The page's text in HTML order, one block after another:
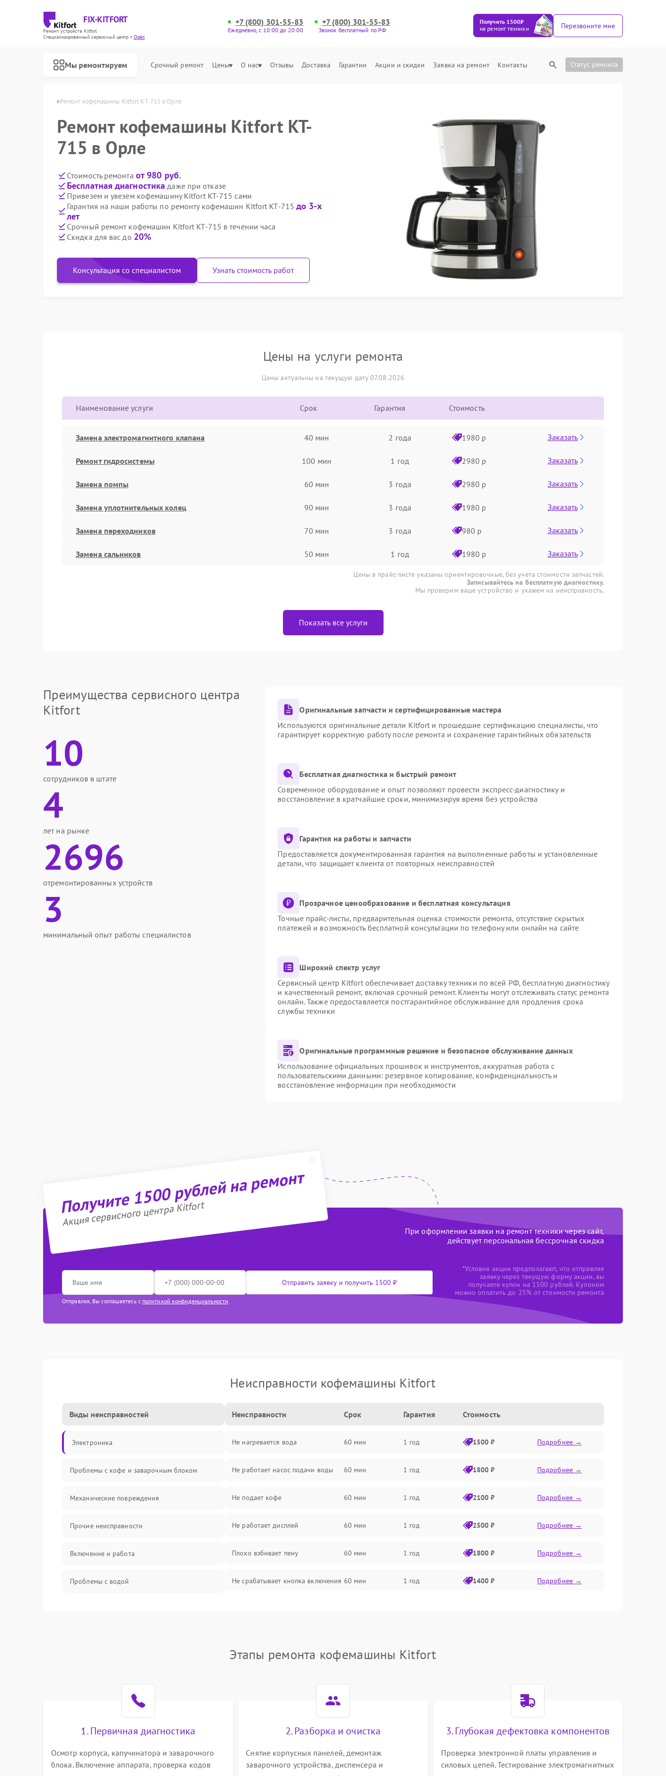
FIX-KITFORT
Ремонт устройств Kitfort
Специализированный cервисный центр г.Орёл
+7 (800) 301-55-83
Ежедневно, с 10:00 до 20:00
+7 (800) 301-55-83
Звонок бесплатный по РФ
Получить 1500₽
на ремонт техники
Перезвоните мне
Мы ремонтируем Срочный ремонт Цены О нас Отзывы Доставка Гарантии Акции и скидки Заявка на ремонт Контакты Статус ремонта
Ремонт кофемашины Kitfort KT-715 в Орле
Ремонт кофемашины Kitfort KT-
715 в Орле
Стоимость ремонта от 980 руб.
Бесплатная диагностика даже при отказе
Привезем и увезем кофемашину Kitfort KT-715 сами
Гарантия на наши работы по ремонту кофемашин Kitfort KT-715 до 3-х
лет
Срочный ремонт кофемашин Kitfort KT-715 в течении часа
Скидка для вас до 20%
Консультация со специалистом Узнать стоимость работ
Цены на услуги ремонта
Цены актуальны на текущую дату 07.08.2026
Наименование услуги Срок Гарантия Стоимость
Замена электромагнитного клапана 40 мин 2 года 1980 р Заказать
Ремонт гидросистемы 100 мин 1 год 2980 р Заказать
Замена помпы 60 мин 3 года 2980 р Заказать
Замена уплотнительных колец 90 мин 3 года 1980 р Заказать
Замена переходников 70 мин 3 года 980 р Заказать
Замена сальников 50 мин 1 год 1980 р Заказать
Цены в прайс-листе указаны ориентировочные, без учета стоимости запчастей.
Записывайтесь на бесплатную диагностику.
Мы проверим ваше устройство и укажем на неисправность.
Показать все услуги
Преимущества сервисного центра
Kitfort
10
сотрудников в штате
4
лет на рынке
2696
отремонтированных устройств
3
минимальный опыт работы специалистов
Оригинальные запчасти и сертифицированные мастера
Используются оригинальные детали Kitfort и прошедшие сертификацию специалисты, что
гарантирует корректную работу после ремонта и сохранение гарантийных обязательств
Бесплатная диагностика и быстрый ремонт
Современное оборудование и опыт позволяют провести экспресс-диагностику и
восстановление в кратчайшие сроки, минимизируя время без устройства
Гарантия на работы и запчасти
Предоставляется документированная гарантия на выполненные работы и установленные
детали, что защищает клиента от повторных неисправностей
Прозрачное ценообразование и бесплатная консультация
Точные прайс-листы, предварительная оценка стоимости ремонта, отсутствие скрытых
платежей и возможность бесплатной консультации по телефону или онлайн на сайте
Широкий спектр услуг
Сервисный центр Kitfort обеспечивает доставку техники по всей РФ, бесплатную диагностику
и качественный ремонт, включая срочный ремонт. Клиенты могут отслеживать статус ремонта
онлайн. Также предоставляется постгарантийное обслуживание для продления срока
службы техники
Оригинальные программные решение и безопасное обслуживание данных
Использование официальных прошивок и инструментов, аккуратная работа с
пользовательскими данными: резервное копирование, конфиденциальность и
восстановление информации при необходимости
Получите 1500 рублей на ремонт
Акция сервисного центра Kitfort
При оформлении заявки на ремонт техники через сайт,
действует персональная бессрочная скидка
Отправить заявку и получить 1500 ₽
Отправляя, Вы соглашаетесь с политикой конфиденциальности
*Условия акции предполагают, что отправляя
заявку через текущую форму акции, вы
получаете купон на 1500 рублей. Купоном
можно оплатить до 25% от стоимости ремонта
Неисправности кофемашины Kitfort
Виды неисправностей
Электроника
Проблемы с кофе и заварочным блоком
Механические повреждения
Прочие неисправности
Включение и работа
Проблемы с водой
Неисправности Срок Гарантия Стоимость
Не нагревается вода 60 мин 1 год 1500 ₽ Подробнее →
Не работает насос подачи воды 60 мин 1 год 1800 ₽ Подробнее →
Не подает кофе 60 мин 1 год 2100 ₽ Подробнее →
Не работает дисплей 60 мин 1 год 2500 ₽ Подробнее →
Плохо взбивает пену 60 мин 1 год 1800 ₽ Подробнее →
Не срабатывает кнопка включения 60 мин 1 год 1400 ₽ Подробнее →
Этапы ремонта кофемашины Kitfort
1. Первичная диагностика
Осмотр корпуса, капучинатора и заварочного
блока. Включение аппарата, проверка кодов
2. Разборка и очистка
Снятие корпусных панелей, демонтаж
заварочного устройства, диспенсера и
3. Глубокая дефектовка компонентов
Проверка электронной платы управления и
силовых цепей. Тестирование электромагнитных